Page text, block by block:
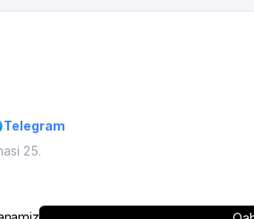
Telegram
25.
ruxsati bilan mumkin